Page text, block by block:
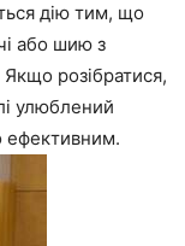
дію тим, що
або шию з
розібратися,
улюблений
ефективним.